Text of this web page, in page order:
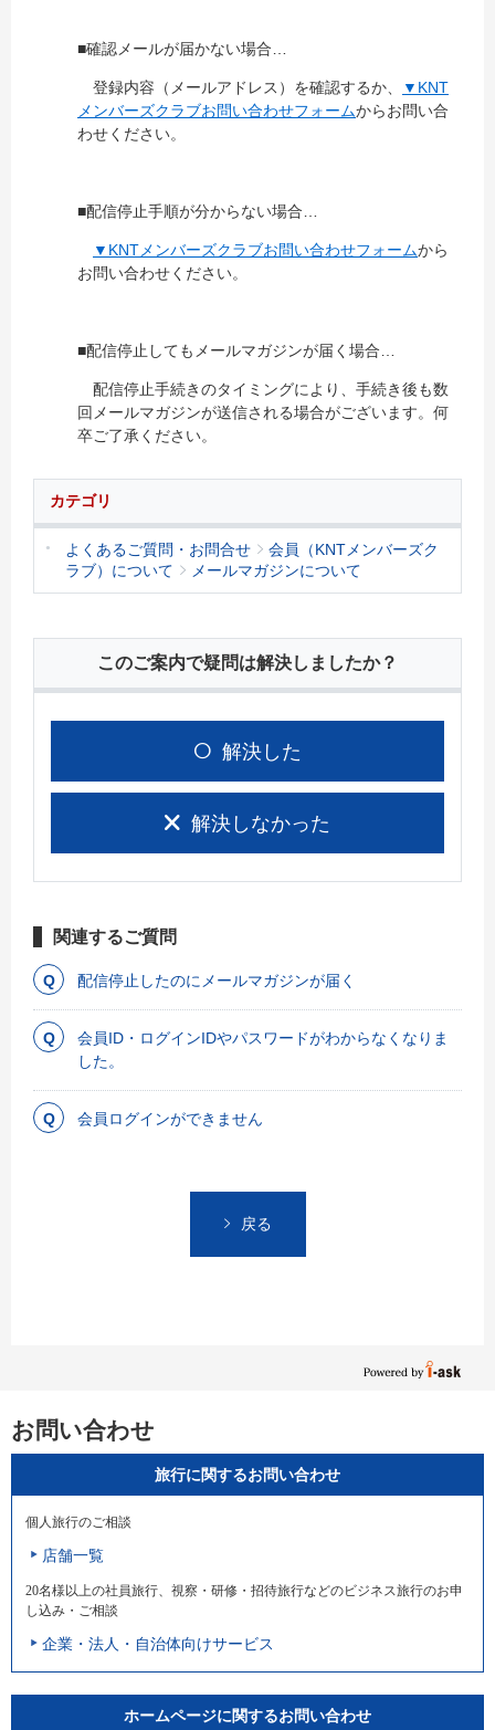
■確認メールが届かない場合…
登録内容（メールアドレス）を確認するか、
▼KNT
メンバーズクラブお問い合わせフォームからお問い合
わせください。
■配信停止手順が分からない場合…
▼KNTメンバーズクラブお問い合わせフォームから
お問い合わせください。
■配信停止してもメールマガジンが届く場合…
配信停止手続きのタイミングにより、手続き後も数
回メールマガジンが送信される場合がございます。何
卒ご了承ください。
カテゴリ
よくあるご質問・お問合せ
会員（KNTメンバーズク
ラブ）について
メールマガジンについて
このご案内で疑問は解決しましたか？
解決した
解決しなかった
関連するご質問
配信停止したのにメールマガジンが届く
会員ID・ログインIDやパスワードがわからなくなりま
した。
会員ログインができません
戻る
お問い合わせ
旅行に関するお問い合わせ
個人旅行のご相談
店舗一覧
20名様以上の社員旅行、視察・研修・招待旅行などのビジネス旅行のお申
し込み・ご相談
企業・法人・自治体向けサービス
ホームページに関するお問い合わせ